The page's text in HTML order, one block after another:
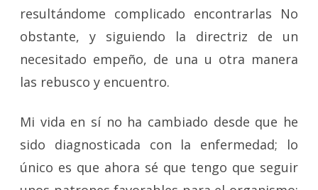
resultándome complicado encontrarlas No
obstante, y siguiendo la directriz de un
necesitado empeño, de una u otra manera
las rebusco y encuentro.
Mi vida en sí no ha cambiado desde que he
sido diagnosticada con la enfermedad; lo
único es que ahora sé que tengo que seguir